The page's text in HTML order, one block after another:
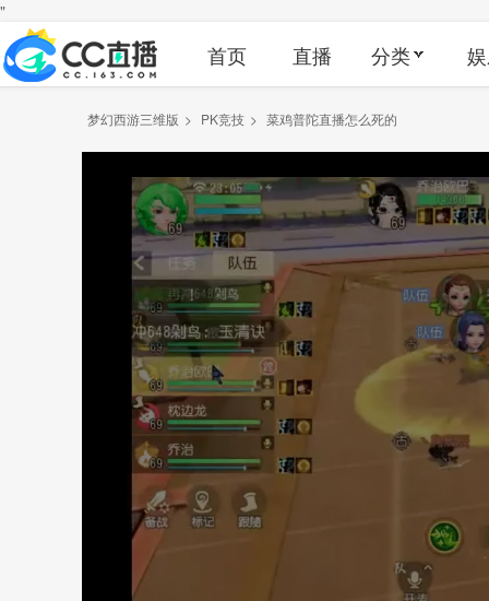
"
首页 直播 分类
梦幻西游三维版 > PK竞技 > 菜鸡普陀直播怎么死的